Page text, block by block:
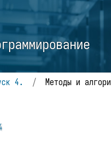
4. / Методы и